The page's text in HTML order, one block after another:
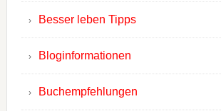
Besser leben Tipps
Bloginformationen
Buchempfehlungen